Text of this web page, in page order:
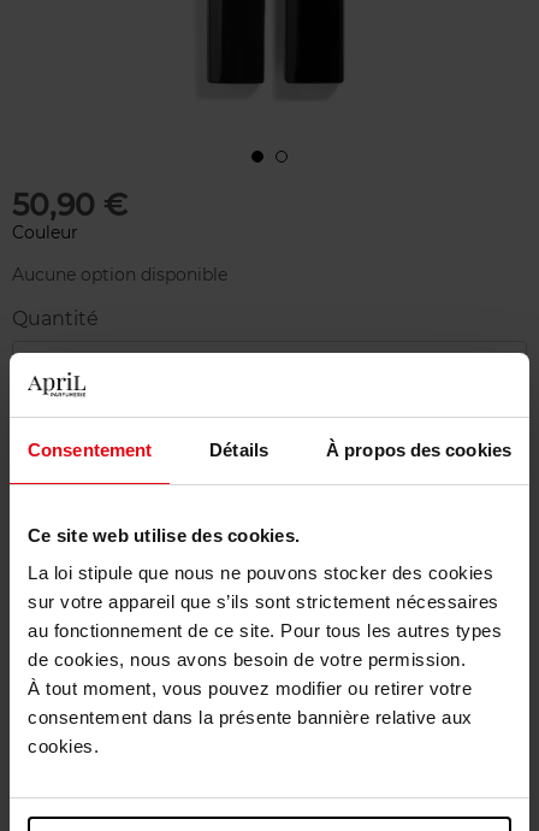
Consentement Détails À propos des cookies
Ce site web utilise des cookies.
La loi stipule que nous ne pouvons stocker des cookies
sur votre appareil que s’ils sont strictement nécessaires
au fonctionnement de ce site. Pour tous les autres types
de cookies, nous avons besoin de votre permission.
À tout moment, vous pouvez modifier ou retirer votre
consentement dans la présente bannière relative aux
cookies.
50,90 €
Couleur
Aucune option disponible
Quantité
Cet article n'est plus disponible pour le moment
Livraison gratuite à partir de 50€
Retour gratuit dans votre magasin
Description